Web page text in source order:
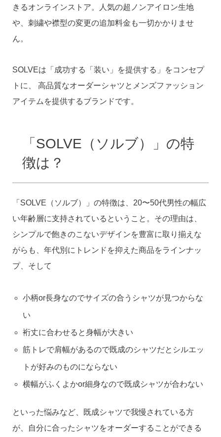
きるオンラインストア。人気の超ノンアイロン生地
や、刺繍や襟型の変更の追加料金も一切かかりませ
ん。
SOLVEは「成功する「装い」を提供する」をコンセプ
トに、 高品質なオーダーシャツとメンズファッション
アイテムを提供するブランドです。
「SOLVE（ソルブ）」の特
徴は？
「SOLVE（ソルブ）」の特徴は、20〜50代男性の幅広
い年齢層に支持されているということ。その理由は、
シンプルで飽きのこないデザインを豊富に取り揃えな
がらも、年代別にトレンドを抑えた商品をラインナッ
プ、そして
小柄or長身なのでサイズの合うシャツが見つからな
い
裄丈に合わせると身幅が大きい
筋トレで肩幅があるので既成のシャツだとシルエッ
トが好みのものにならない
横幅がふくよかor細身なので既成シャツが合わない
といった悩みなど、既成シャツで我慢されている方
が、自分に合ったシャツをオーダーすることができる